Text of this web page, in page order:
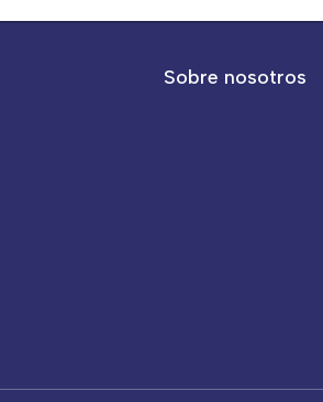
Sobre nosotros